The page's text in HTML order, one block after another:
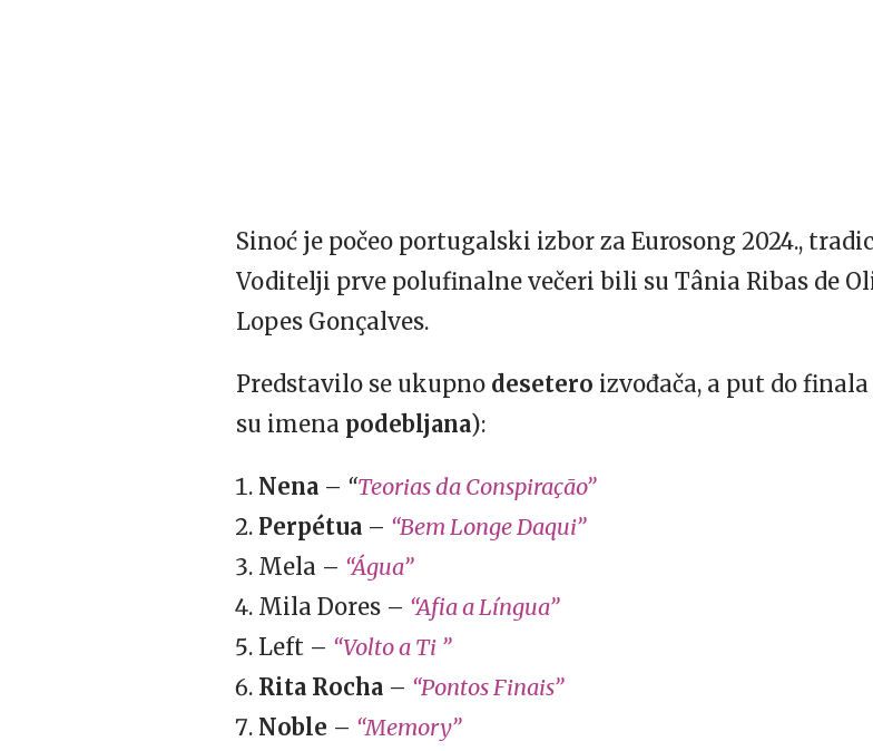
Sinoć je počeo portugalski izbor za Eurosong 2024.,
Voditelji prve polufinalne večeri bili su Tânia Ribas de
Lopes Gonçalves.
Predstavilo se ukupno desetero izvođača, a put do
su imena podebljana):
Nena – “Teorias da Conspiração”
Perpétua – “Bem Longe Daqui”
Mela – “Água”
Mila Dores – “Afia a Língua”
Left – “Volto a Ti ”
Rita Rocha – “Pontos Finais”
Noble – “Memory”